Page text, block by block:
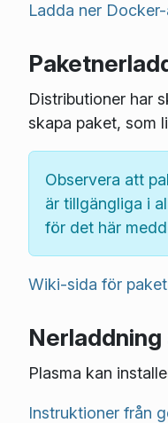
Ladda ner
Distributioner har
skapa paket, som
Observera att
är tillgängliga i
för det här
Wiki-sida för
Nerladdning
Plasma kan
Instruktioner från